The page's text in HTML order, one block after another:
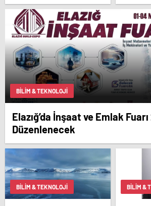
BILIM & TEKNOLOJI
Elazığ’da İnşaat ve Emlak
Düzenlenecek
BILIM & TEKNOLOJI BILIM &